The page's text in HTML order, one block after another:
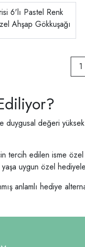
6'lı Pastel Renk
Ahşap Gökkuşağı
1
değeri
edilen isme
uygun özel
anlamlı hediye